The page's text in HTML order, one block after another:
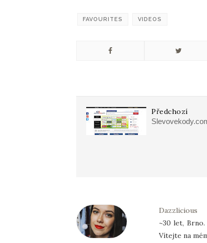
FAVOURITES VIDEOS
Předchozí
Dazzlicious
~30 let,
Vítejte na